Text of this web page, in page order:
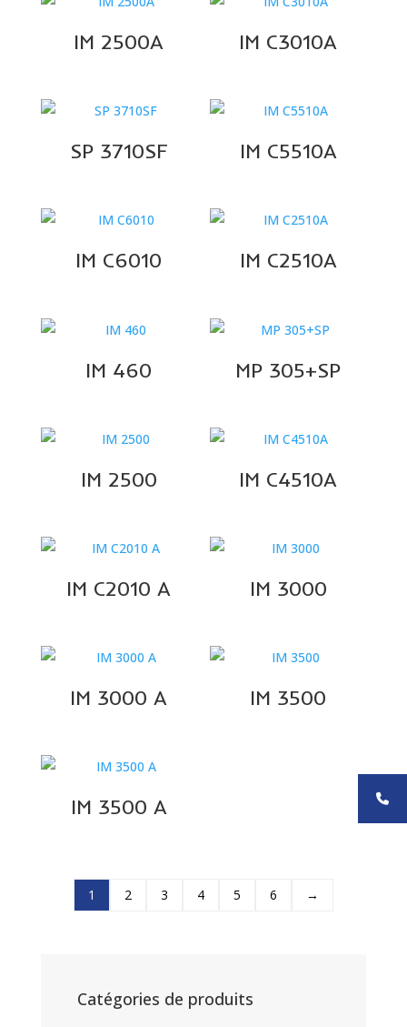
Catégories de produits
IM 2500A IM C3010A
SP 3710SF IM C5510A
IM C6010 IM C2510A
IM 460 MP 305+SP
IM 2500 IM C4510A
IM C2010 A IM 3000
IM 3000 A IM 3500
IM 3500 A
1 2 3 4 5 6 →